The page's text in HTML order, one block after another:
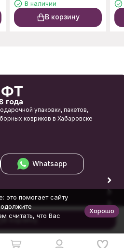
В корзину
В наличии
В корзину
упаковки, пакетов,
ковриков в Хабаровске
Whatsapp
это помогает сайту
считать, что Вас
Хорошо